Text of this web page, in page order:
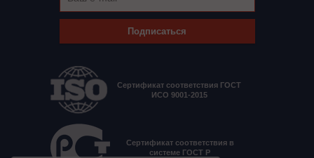
Подписаться
Сертификат соответствия ГОСТ
ИСО 9001-2015
Сертификат соответствия в
системе ГОСТ Р